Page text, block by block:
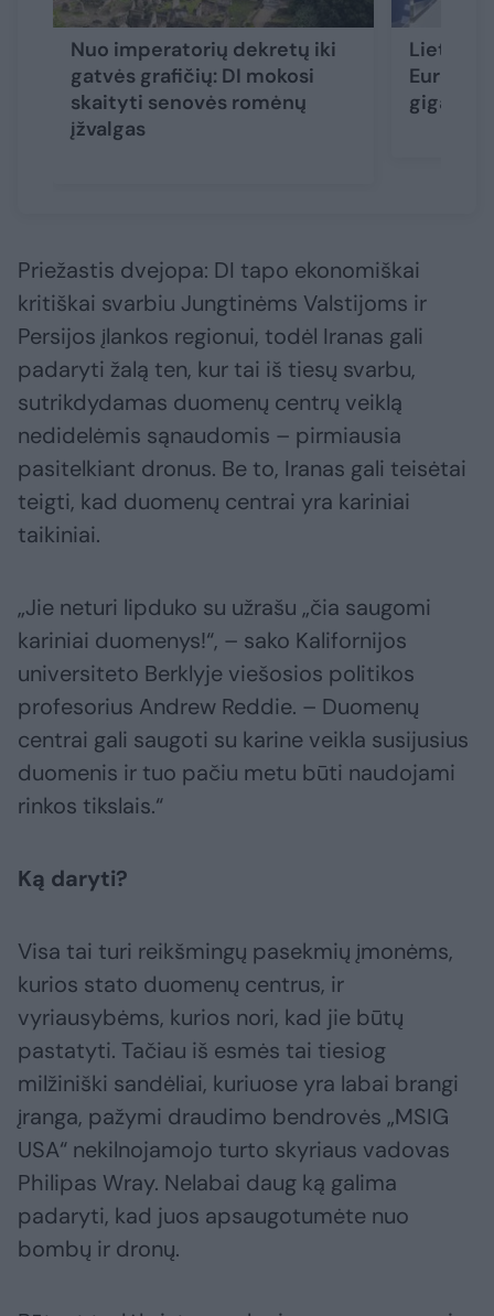
Nuo imperatorių dekretų iki
gatvės grafičių: DI mokosi
skaityti senovės romėnų
įžvalgas
Lietuva
Priežastis dvejopa: DI tapo ekonomiškai
kritiškai svarbiu Jungtinėms Valstijoms ir
Persijos įlankos regionui, todėl Iranas gali
padaryti žalą ten, kur tai iš tiesų svarbu,
sutrikdydamas duomenų centrų veiklą
nedidelėmis sąnaudomis – pirmiausia
pasitelkiant dronus. Be to, Iranas gali teisėtai
teigti, kad duomenų centrai yra kariniai
taikiniai.
„Jie neturi lipduko su užrašu „čia saugomi
kariniai duomenys!“, – sako Kalifornijos
universiteto Berklyje viešosios politikos
profesorius Andrew Reddie. – Duomenų
centrai gali saugoti su karine veikla susijusius
duomenis ir tuo pačiu metu būti naudojami
rinkos tikslais.“
Ką daryti?
Visa tai turi reikšmingų pasekmių įmonėms,
kurios stato duomenų centrus, ir
vyriausybėms, kurios nori, kad jie būtų
pastatyti. Tačiau iš esmės tai tiesiog
milžiniški sandėliai, kuriuose yra labai brangi
įranga, pažymi draudimo bendrovės „MSIG
USA“ nekilnojamojo turto skyriaus vadovas
Philipas Wray. Nelabai daug ką galima
padaryti, kad juos apsaugotumėte nuo
bombų ir dronų.